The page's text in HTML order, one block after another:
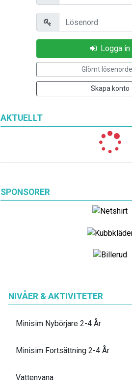
AKTUELLT
SPONSORER
Lösenord
Logga in
Glömt
Skapa konto
NIVÅER & AKTIVITETER
Minisim Nybörjare 2-4 År
Minisim Fortsättning 2-4 År
Vattenvana